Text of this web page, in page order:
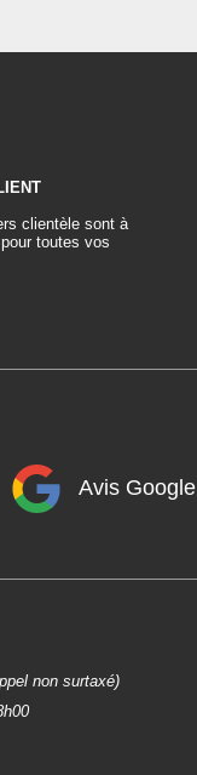
clientèle sont à
toutes vos
Avis Google
non surtaxé)